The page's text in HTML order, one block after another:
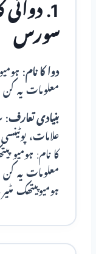
1.
سورس
دوا کا نام:
معلومات یہ
بنیادی تعارف:
علامات،
کا نام: ہومیو
معلومات یہ
ہومیوپیتھک